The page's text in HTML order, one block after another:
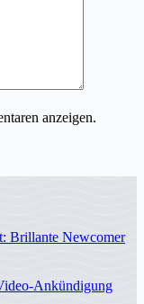
anzeigen.
Brillante Newcomer
Ankündigung